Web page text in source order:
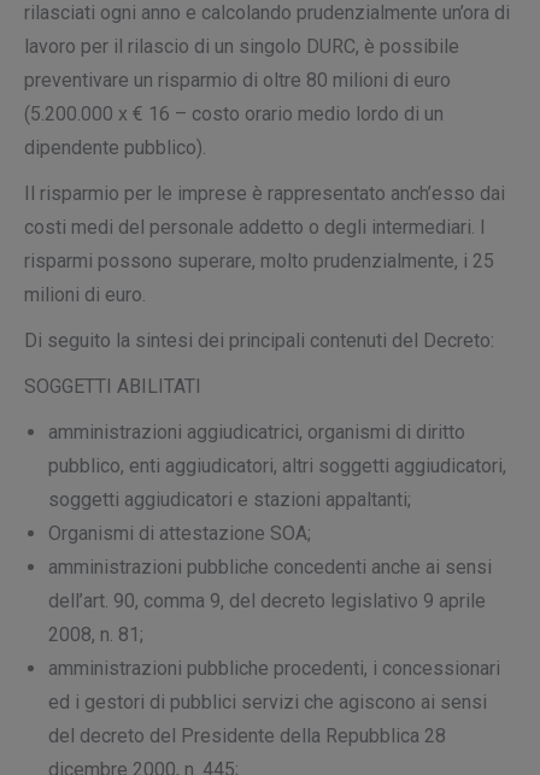
rilasciati ogni anno e calcolando prudenzialmente un’ora di
lavoro per il rilascio di un singolo DURC, è possibile
preventivare un risparmio di oltre 80 milioni di euro
(5.200.000 x € 16 – costo orario medio lordo di un
dipendente pubblico).
Il risparmio per le imprese è rappresentato anch’esso dai
costi medi del personale addetto o degli intermediari. I
risparmi possono superare, molto prudenzialmente, i 25
milioni di euro.
Di seguito la sintesi dei principali contenuti del Decreto:
SOGGETTI ABILITATI
amministrazioni aggiudicatrici, organismi di diritto
pubblico, enti aggiudicatori, altri soggetti aggiudicatori,
soggetti aggiudicatori e stazioni appaltanti;
Organismi di attestazione SOA;
amministrazioni pubbliche concedenti anche ai sensi
dell’art. 90, comma 9, del decreto legislativo 9 aprile
2008, n. 81;
amministrazioni pubbliche procedenti, i concessionari
ed i gestori di pubblici servizi che agiscono ai sensi
del decreto del Presidente della Repubblica 28
dicembre 2000, n. 445;